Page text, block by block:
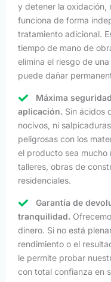
y detener la oxidación,
funciona de forma
tratamiento adicional.
tiempo de mano de
elimina el riesgo de
puede dañar
Máxima
aplicación. Sin ácidos
nocivos, ni
peligrosas con los
el producto sea mucho
talleres, obras de
residenciales.
Garantía de
tranquilidad.
dinero. Si no está
rendimiento o el
le permite probar
con total confianza en